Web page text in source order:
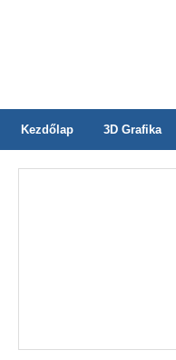
Kezdőlap 3D Grafika